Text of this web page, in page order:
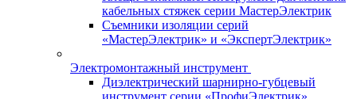
кабельных стяжек серии МастерЭлектрик
Съемники изоляции серий
«МастерЭлектрик» и «ЭкспертЭлектрик»
Электромонтажный инструмент
Диэлектрический шарнирно-губцевый
инструмент серии «ПрофиЭлектрик»